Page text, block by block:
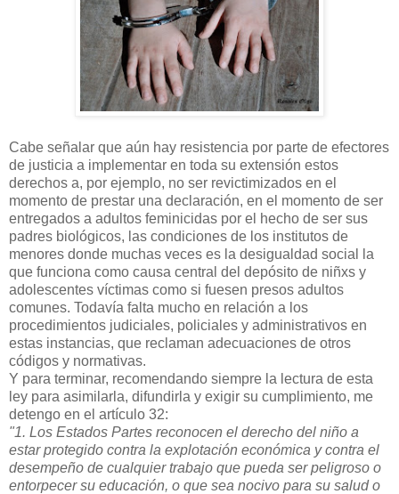
Cabe señalar que aún hay resistencia por parte de efectores
de justicia a implementar en toda su extensión estos
derechos a, por ejemplo, no ser revictimizados en el
momento de prestar una declaración, en el momento de ser
entregados a adultos feminicidas por el hecho de ser sus
padres biológicos, las condiciones de los institutos de
menores donde muchas veces es la desigualdad social la
que funciona como causa central del depósito de niñxs y
adolescentes víctimas como si fuesen presos adultos
comunes. Todavía falta mucho en relación a los
procedimientos judiciales, policiales y administrativos en
estas instancias, que reclaman adecuaciones de otros
códigos y normativas.
Y para terminar, recomendando siempre la lectura de esta
ley para asimilarla, difundirla y exigir su cumplimiento, me
detengo en el artículo 32:
"1. Los Estados Partes reconocen el derecho del niño a
estar protegido contra la explotación económica y contra el
desempeño de cualquier trabajo que pueda ser peligroso o
entorpecer su educación, o que sea nocivo para su salud o